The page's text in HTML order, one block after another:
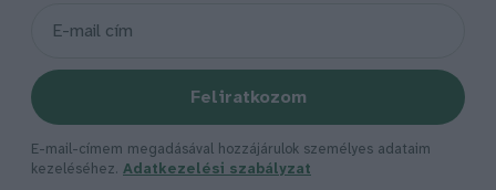
Feliratkozom
E-mail-címem megadásával hozzájárulok személyes adataim
kezeléséhez. Adatkezelési szabályzat